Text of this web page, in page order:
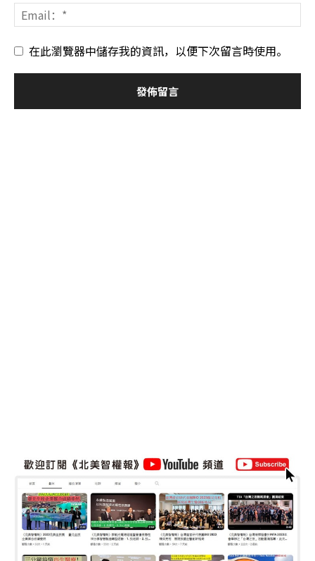
在此瀏覽器中儲存我的資訊，以便下次留言時使用。